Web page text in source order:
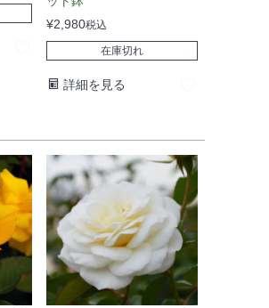
¥2,980税込
在庫切れ
詳細を見る